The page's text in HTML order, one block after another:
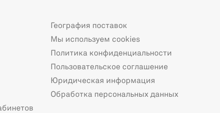
География поставок
Мы используем cookies
Политика конфиденциальности
Пользовательское соглашение
Юридическая информация
Обработка персональных данных